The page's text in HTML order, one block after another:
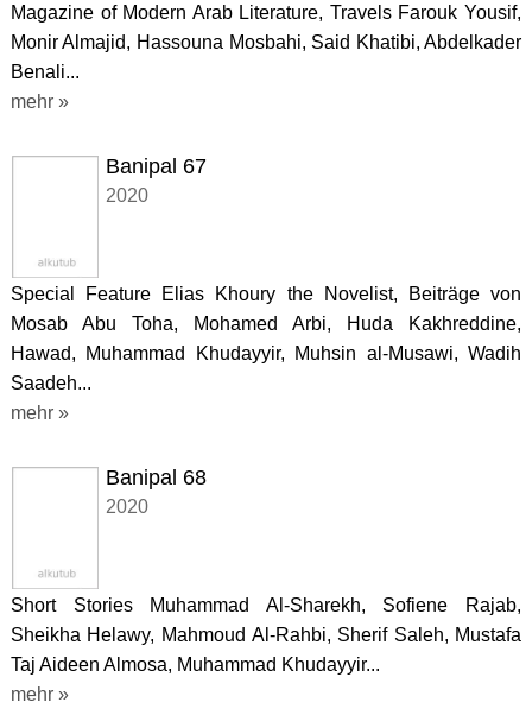
Magazine of Modern Arab Literature, Travels Farouk Yousif,
Monir Almajid, Hassouna Mosbahi, Said Khatibi, Abdelkader
Benali...
mehr »
Banipal 67
2020
Special Feature Elias Khoury the Novelist, Beiträge von
Mosab Abu Toha, Mohamed Arbi, Huda Kakhreddine,
Hawad, Muhammad Khudayyir, Muhsin al-Musawi, Wadih
Saadeh...
mehr »
Banipal 68
2020
Short Stories Muhammad Al-Sharekh, Sofiene Rajab,
Sheikha Helawy, Mahmoud Al-Rahbi, Sherif Saleh, Mustafa
Taj Aideen Almosa, Muhammad Khudayyir...
mehr »